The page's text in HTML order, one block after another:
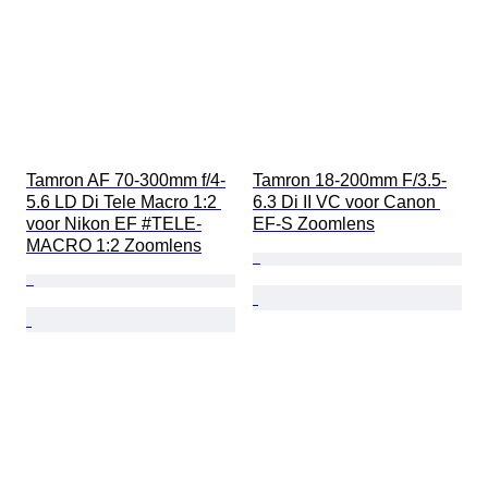
Tamron AF 70-300mm f/4-
5.6 LD Di Tele Macro 1:2
voor Nikon EF #TELE-
MACRO 1:2 Zoomlens
Tamron 18-200mm F/3.5-
6.3 Di II VC voor Canon
EF-S Zoomlens